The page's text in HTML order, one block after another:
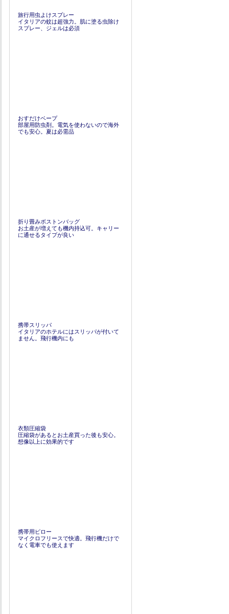
旅行用虫よけスプレー
イタリアの蚊は超強力。肌に塗る虫除け
スプレー、ジェルは必須
おすだけベープ
部屋用防虫剤。電気を使わないので海外
でも安心。夏は必需品
折り畳みボストンバッグ
お土産が増えても機内持込可。キャリー
に通せるタイプが良い
携帯スリッパ
イタリアのホテルにはスリッパが付いて
ません。飛行機内にも
衣類圧縮袋
圧縮袋があるとお土産買った後も安心。
想像以上に効果的です
携帯用ピロー
マイクロフリースで快適。飛行機だけで
なく電車でも使えます